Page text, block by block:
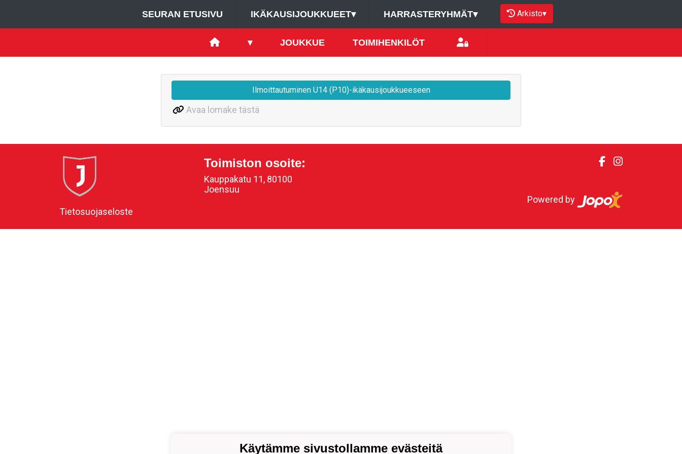
SEURAN ETUSIVU IKÄKAUSIJOUKKUEET▾ HARRASTERYHMÄT▾ Arkisto▾
▾ JOUKKUE TOIMIHENKILÖT
Ilmoittautuminen U14 (P10)-ikäkausijoukkueeseen
Avaa lomake tästä
Tietosuojaseloste
Toimiston osoite:
Kauppakatu 11, 80100
Joensuu
Powered by
Käytämme sivustollamme evästeitä